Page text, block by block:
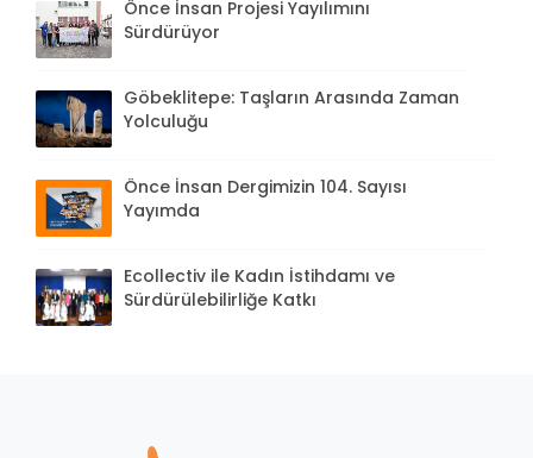
Önce İnsan Projesi Yayılımını
Sürdürüyor
Göbeklitepe: Taşların Arasında Zaman
Yolculuğu
Önce İnsan Dergimizin 104. Sayısı
Yayımda
Ecollectiv ile Kadın İstihdamı ve
Sürdürülebilirliğe Katkı